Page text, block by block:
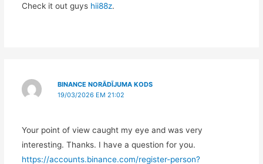
Check it out guys hii88z.
BINANCE NORĀDĪJUMA KODS
19/03/2026 EM 21:02
Your point of view caught my eye and was very
interesting. Thanks. I have a question for you.
https://accounts.binance.com/register-person?